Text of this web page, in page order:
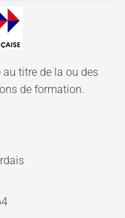
titre de la ou des
de formation.